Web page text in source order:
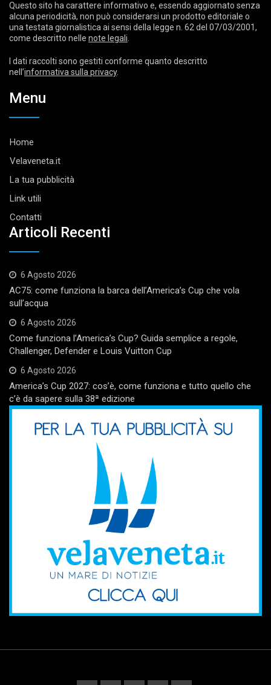
Questo sito ha carattere informativo e, essendo aggiornato senza
alcuna periodicità, non può considerarsi un prodotto editoriale o
una testata giornalistica ai sensi della legge n. 62 del 07/03/2001,
come descritto nelle note legali
I dati raccolti sono gestiti conforme quanto descritto
nell’informativa sulla privacy.
Menu
Home
Velaveneta.it
La tua pubblicità
Link utili
Contatti
Articoli Recenti
6 Agosto 2026
AC75: come funziona la barca dell’America’s Cup che vola
sull’acqua
6 Agosto 2026
Come funziona l’America’s Cup? Guida semplice a regole,
Challenger, Defender e Louis Vuitton Cup
6 Agosto 2026
America’s Cup 2027: cos’è, come funziona e tutto quello che
c’è da sapere sulla 38ª edizione